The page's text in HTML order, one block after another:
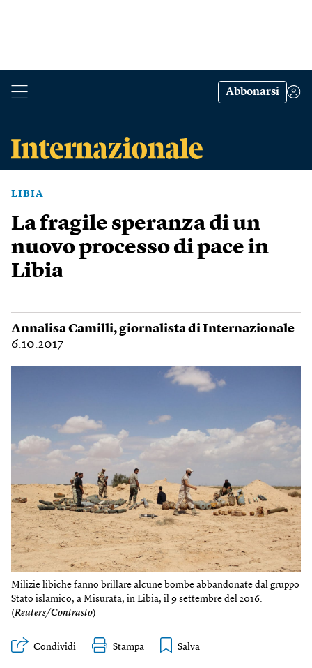
Abbonarsi
LIBIA
La fragile speranza di un
nuovo processo di pace in
Libia
Annalisa Camilli, giornalista di Internazionale
6.10.2017
Milizie libiche fanno brillare alcune bombe abbandonate dal gruppo
Stato islamico, a Misurata, in Libia, il 9 settembre del 2016.
(Reuters/Contrasto)
Condividi Stampa